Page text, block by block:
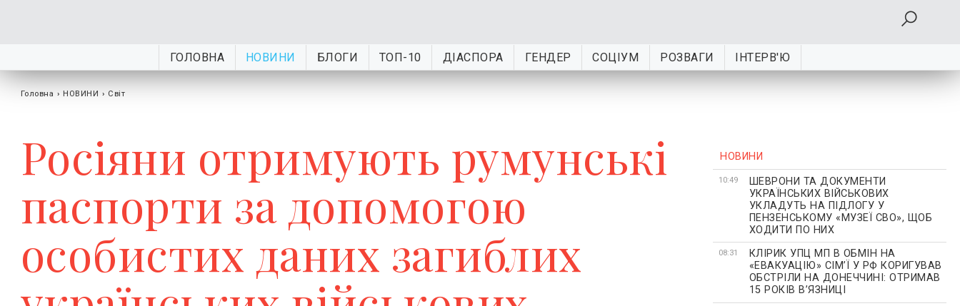
ГОЛОВНА НОВИНИ БЛОГИ ТОП-10 ДІАСПОРА ГЕНДЕР СОЦІУМ РОЗВАГИ ІНТЕРВ'Ю
Головна › НОВИНИ › Світ
Росіяни отримують румунські
паспорти за допомогою
особистих даних загиблих
НОВИНИ
10:49
ШЕВРОНИ ТА ДОКУМЕНТИ
УКРАЇНСЬКИХ ВІЙСЬКОВИХ
УКЛАДУТЬ НА ПІДЛОГУ У
ПЕНЗЕНСЬКОМУ «МУЗЕЇ СВО», ЩОБ
ХОДИТИ ПО НИХ
08:31
КЛІРИК УПЦ МП В ОБМІН НА
«ЕВАКУАЦІЮ» СІМʼЇ У РФ КОРИГУВАВ
ОБСТРІЛИ НА ДОНЕЧЧИНІ: ОТРИМАВ
15 РОКІВ ВʼЯЗНИЦІ